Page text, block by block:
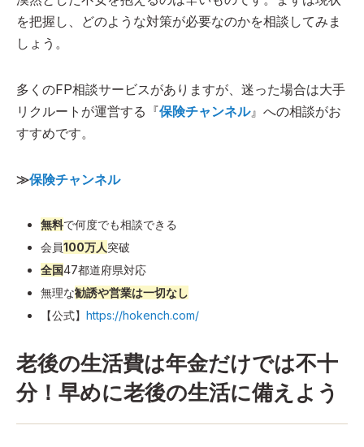
を把握し、どのような対策が必要なのかを相談してみま
しょう。
多くのFP相談サービスがありますが、迷った場合は大手
リクルートが運営する『保険チャンネル』への相談がお
すすめです。
≫保険チャンネル
無料で何度でも相談できる
会員100万人突破
全国47都道府県対応
無理な勧誘や営業は一切なし
【公式】 https://hokench.com/
老後の生活費は年金だけでは不十
分！早めに老後の生活に備えよう